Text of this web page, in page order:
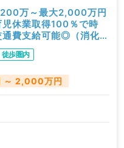
万～最大2,000万円
休業取得100％で時
費支給可能◎（消化器
歩圏内
～ 2,000万円